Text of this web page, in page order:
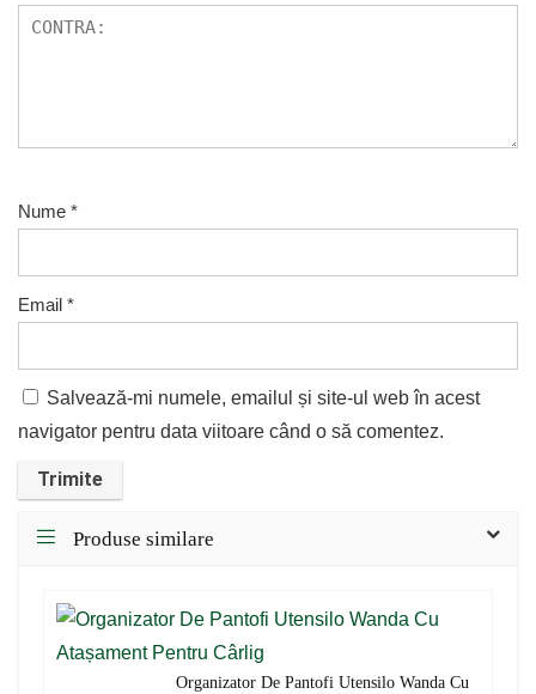
Nume *
Email *
Salvează-mi numele, emailul și site-ul web în acest
navigator pentru data viitoare când o să comentez.
Produse similare
Organizator De Pantofi Utensilo Wanda Cu